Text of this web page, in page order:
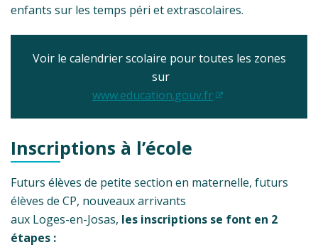
enfants sur les temps péri et extrascolaires.
Voir le calendrier scolaire pour toutes les zones
sur
www.education.gouv.fr
Inscriptions à l’école
Futurs élèves de petite section en maternelle, futurs
élèves de CP, nouveaux arrivants
aux Loges-en-Josas, les inscriptions se font en 2
étapes :